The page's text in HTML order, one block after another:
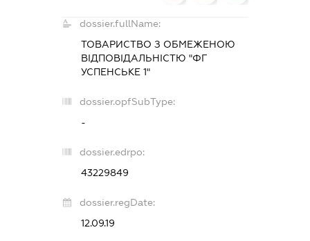
dossier.fullName:
ТОВАРИСТВО З ОБМЕЖЕНОЮ
ВІДПОВІДАЛЬНІСТЮ "ФГ
УСПЕНСЬКЕ 1"
dossier.opfSubType:
-
dossier.edrpo:
43229849
dossier.regDate:
12.09.19